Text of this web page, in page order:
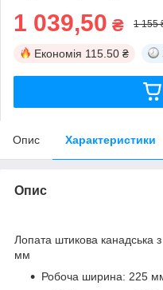
1 039,50 ₴ 1 155
Економія 115.50 ₴
Опис Характеристики
Опис
Лопата штикова
мм
Робоча ширина: 225